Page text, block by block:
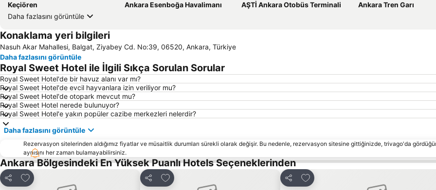
Keçiören
Ankara Esenboğa Havalimanı AŞTİ Ankara Otobüs Terminali
Ankara Tren Garı
Daha fazlasını görüntüle
Konaklama yeri bilgileri
Nasuh Akar Mahallesi, Balgat, Ziyabey Cd. No:39, 06520, Ankara, Türkiye
Daha fazlasını görüntüle
Royal Sweet Hotel ile İlgili Sıkça Sorulan Sorular
Royal Sweet Hotel'de bir havuz alanı var mı?
Royal Sweet Hotel'de evcil hayvanlara izin veriliyor mu?
Royal Sweet Hotel'de otopark mevcut mu?
Royal Sweet Hotel nerede bulunuyor?
Royal Sweet Hotel'e yakın popüler cazibe merkezleri nelerdir?
Daha fazlasını görüntüle
Rezervasyon sitelerinden aldığımız fiyatlar ve müsaitlik durumları sürekli olarak değişir. Bu nedenle, rezervasyon sitesine gittiğinizde, trivago'da
aynısını her zaman bulamayabilirsiniz.
Ankara Bölgesindeki En Yüksek Puanlı Hotels Seçeneklerinden
Paylaş
Favorilerime ekle
Paylaş
Favorilerime ekle
Paylaş
Favorilerime ekle